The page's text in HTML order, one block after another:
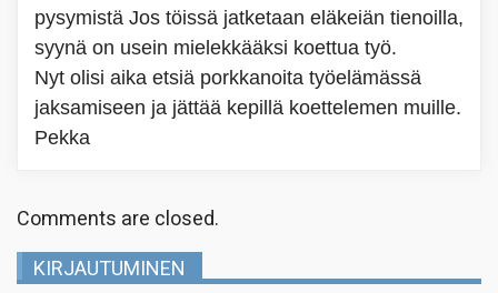
pysymistä Jos töissä jatketaan eläkeiän tienoilla,
syynä on usein mielekkääksi koettua työ.
Nyt olisi aika etsiä porkkanoita työelämässä
jaksamiseen ja jättää kepillä koettelemen muille.
Pekka
Comments are closed.
KIRJAUTUMINEN